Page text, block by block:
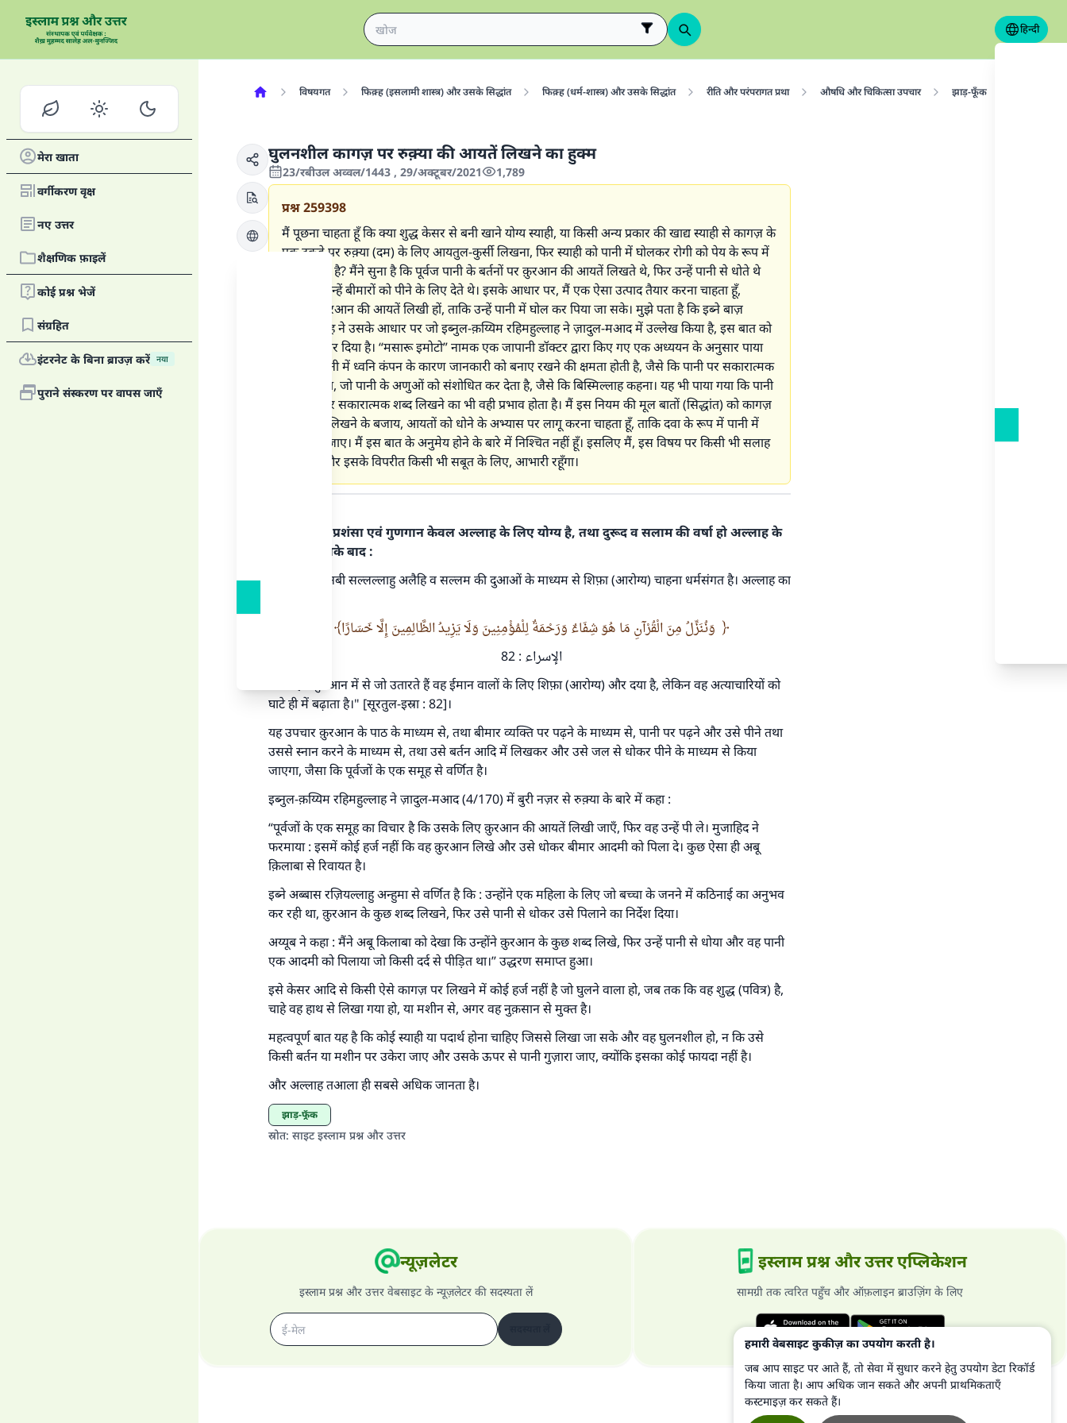
हिन्दी
मेरा खाता
वर्गीकरण वृक्ष
नए उत्तर
शैक्षणिक फ़ाइलें
कोई प्रश्न भेजें
संग्रहित
इंटरनेट के बिना ब्राउज़ करें नया
पुराने संस्करण पर वापस जाएँ
विषयगत फिक़्ह (इसलामी शास्त्र) और उसके सिद्धांत फिक़्ह (धर्म-शास्त्र) और उसके सिद्धांत रीति और परंपरागत प्रथा औषधि और चिकित्सा उपचार झाड़-फूँक
घुलनशील कागज़ पर रुक़्या की आयतें लिखने का हुक्म
23/रबीउल अव्वल/1443 , 29/अक्टूबर/2021 1,789
प्रश्न259398
मैं पूछना चाहता हूँ कि क्या शुद्ध केसर से बनी खाने योग्य स्याही, या किसी अन्य प्रकार की खाद्य स्याही से कागज़ के
एक टुकड़े पर रुक़्या (दम) के लिए आयतुल-कुर्सी लिखना, फिर स्याही को पानी में घोलकर रोगी को पेय के रूप में
देना जायज़ है? मैंने सुना है कि पूर्वज पानी के बर्तनों पर क़ुरआन की आयतें लिखते थे, फिर उन्हें पानी से धोते थे
और फिर उन्हें बीमारों को पीने के लिए देते थे। इसके आधार पर, मैं एक ऐसा उत्पाद तैयार करना चाहता हूँ,
जिसपर क़ुरआन की आयतें लिखी हों, ताकि उन्हें पानी में घोल कर पिया जा सके। मुझे पता है कि इब्ने बाज़
रहीमहुल्लाह ने उसके आधार पर जो इब्नुल-क़य्यिम रहिमहुल्लाह ने ज़ादुल-मआद में उल्लेख किया है, इस बात को
जायज़ क़रार दिया है। “मसारू इमोटो” नामक एक जापानी डॉक्टर द्वारा किए गए एक अध्ययन के अनुसार पाया
गया कि पानी में ध्वनि कंपन के कारण जानकारी को बनाए रखने की क्षमता होती है, जैसे कि पानी पर सकारात्मक
शब्द बोलना, जो पानी के अणुओं को संशोधित कर देता है, जैसे कि बिस्मिल्लाह कहना। यह भी पाया गया कि पानी
के बर्तनों पर सकारात्मक शब्द लिखने का भी वही प्रभाव होता है। मैं इस नियम की मूल बातों (सिद्धांत) को कागज़
पर आयतें लिखने के बजाय, आयतों को धोने के अभ्यास पर लागू करना चाहता हूँ, ताकि दवा के रूप में पानी में
घोल दिया जाए। मैं इस बात के अनुमेय होने के बारे में निश्चित नहीं हूँ। इसलिए मैं, इस विषय पर किसी भी सलाह
(उपदेश) और इसके विपरीत किसी भी सबूत के लिए, आभारी रहूँगा।
हर प्रकार की प्रशंसा एवं गुणगान केवल अल्लाह के लिए योग्य है, तथा दुरूद व सलाम की वर्षा हो अल्लाह के
रसूल पर। इसके बाद :
क़ुरआन और नबी सल्लल्लाहु अलैहि व सल्लम की दुआओं के माध्यम से शिफ़ा (आरोग्य) चाहना धर्मसंगत है। अल्लाह का
وَنُنَزِّلُ مِنَ الْقُرْآنِ مَا هُوَ شِفَاءٌ وَرَحْمَةٌ لِلْمُؤْمِنِينَ وَلَا يَزِيدُ الظَّالِمِينَ إِلَّا خَسَارًا
الإسراء : 82
"और हम क़ुरआन में से जो उतारते हैं वह ईमान वालों के लिए शिफ़ा (आरोग्य) और दया है, लेकिन वह अत्याचारियों को
घाटे ही में बढ़ाता है।" [सूरतुल-इस्रा : 82]।
यह उपचार क़ुरआन के पाठ के माध्यम से, तथा बीमार व्यक्ति पर पढ़ने के माध्यम से, पानी पर पढ़ने और उसे पीने तथा
उससे स्नान करने के माध्यम से, तथा उसे बर्तन आदि में लिखकर और उसे जल से धोकर पीने के माध्यम से किया
जाएगा, जैसा कि पूर्वजों के एक समूह से वर्णित है।
इब्नुल-क़य्यिम रहिमहुल्लाह ने ज़ादुल-मआद (4/170) में बुरी नज़र से रुक़्या के बारे में कहा :
“पूर्वजों के एक समूह का विचार है कि उसके लिए क़ुरआन की आयतें लिखी जाएँ, फिर वह उन्हें पी ले। मुजाहिद ने
फरमाया : इसमें कोई हर्ज नहीं कि वह क़ुरआन लिखे और उसे धोकर बीमार आदमी को पिला दे। कुछ ऐसा ही अबू
क़िलाबा से रिवायत है।
इब्ने अब्बास रज़ियल्लाहु अन्हुमा से वर्णित है कि : उन्होंने एक महिला के लिए जो बच्चा के जनने में कठिनाई का अनुभव
कर रही था, क़ुरआन के कुछ शब्द लिखने, फिर उसे पानी से धोकर उसे पिलाने का निर्देश दिया।
अय्यूब ने कहा : मैंने अबू किलाबा को देखा कि उन्होंने क़ुरआन के कुछ शब्द लिखे, फिर उन्हें पानी से धोया और वह पानी
एक आदमी को पिलाया जो किसी दर्द से पीड़ित था।’’ उद्धरण समाप्त हुआ।
इसे केसर आदि से किसी ऐसे कागज़ पर लिखने में कोई हर्ज नहीं है जो घुलने वाला हो, जब तक कि वह शुद्ध (पवित्र) है,
चाहे वह हाथ से लिखा गया हो, या मशीन से, अगर वह नुक़सान से मुक्त है।
महत्वपूर्ण बात यह है कि कोई स्याही या पदार्थ होना चाहिए जिससे लिखा जा सके और वह घुलनशील हो, न कि उसे
किसी बर्तन या मशीन पर उकेरा जाए और उसके ऊपर से पानी गुज़ारा जाए, क्योंकि इसका कोई फायदा नहीं है।
और अल्लाह तआला ही सबसे अधिक जानता है।
झाड़-फूँक
स्रोत: साइट इस्लाम प्रश्न और उत्तर
न्यूज़लेटर
इस्लाम प्रश्न और उत्तर वेबसाइट के न्यूज़लेटर की सदस्यता लें
इस्लाम प्रश्न और उत्तर एप्लिकेशन
सामग्री तक त्वरित पहुँच और ऑफ़लाइन ब्राउज़िंग के लिए
उत्तर संख्या 110845 ने एक शादी बचाई।.
उम्मत के प्रश्नों का उत्तर देने में हमारी सहायता करें
अल्लाह के रसूल सल्लल्लाहु अलैहि व सल्लम ने फरमाया :
'जो व्यक्ति भलाई का मार्ग दर्शाए, उसके लिए उस भलाई के करने वाले के समान प्रतिफल
है।''
योगदान करें
हमारी वेबसाइट कुकीज़ का उपयोग करती है।
जब आप साइट पर आते हैं, तो सेवा में सुधार करने हेतु उपयोग डेटा रिकॉर्ड
किया जाता है। आप अधिक जान सकते और अपनी प्राथमिकताएँ
कस्टमाइज़ कर सकते हैं।